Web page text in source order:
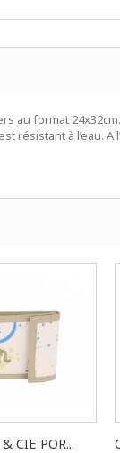
au format
résistant à l’eau.
CIE POR...